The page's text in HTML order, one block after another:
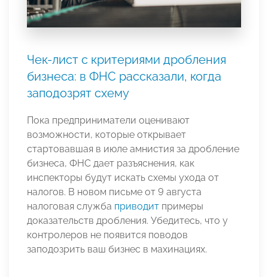
Чек-лист с критериями дробления
бизнеса: в ФНС рассказали, когда
заподозрят схему
Пока предприниматели оценивают
возможности, которые открывает
стартовавшая в июле амнистия за дробление
бизнеса, ФНС дает разъяснения, как
инспекторы будут искать схемы ухода от
налогов. В новом письме от 9 августа
налоговая служба приводит примеры
доказательств дробления. Убедитесь, что у
контролеров не появится поводов
заподозрить ваш бизнес в махинациях.